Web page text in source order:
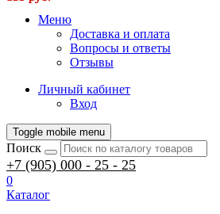
Меню
Доставка и оплата
Вопросы и ответы
Отзывы
Личный кабинет
Вход
Toggle mobile menu
Поиск
+7 (905) 000 - 25 - 25
0
Каталог